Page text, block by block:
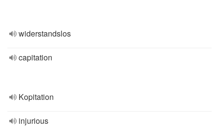
widerstandslos
capitation
Kopitation
injurious